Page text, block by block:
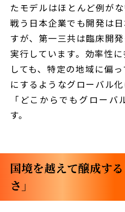
たモデルはほとんど例が
戦う日本企業でも開発は
すが、第一三共は臨床開
実行しています。効率性
しても、特定の地域に偏
にするようなグローバル
「どこからでもグロー
す。
国境を越えて醸成する
さ」